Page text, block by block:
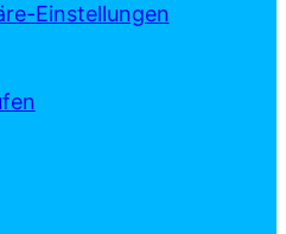
Einstellungen